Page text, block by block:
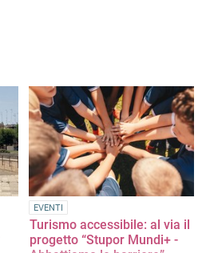
EVENTI
Turismo accessibile: al via il
progetto “Stupor Mundi+ -